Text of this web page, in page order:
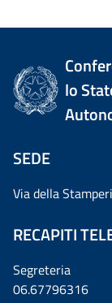
lo
SEDE
Via della
RECAPITI
Segreteria
06.67796316